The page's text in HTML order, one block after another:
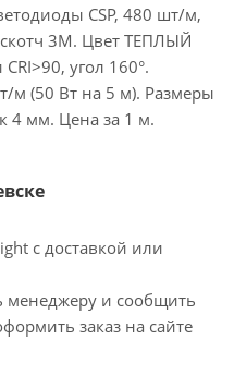
CSP, 480 шт/м,
3M. Цвет ТЕПЛЫЙ
угол 160°.
м (50 Вт на 5 м). Размеры
4 мм. Цена за 1 м.
с доставкой или
менеджеру и сообщить
заказ на сайте